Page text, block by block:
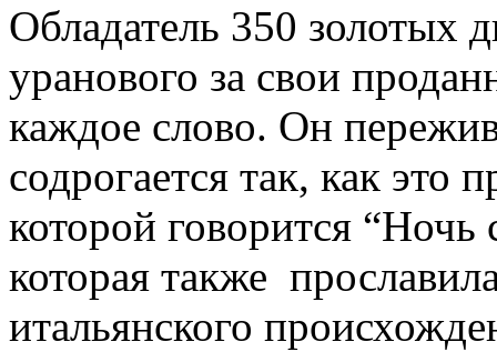
Обладатель 350 золотых
уранового за свои
каждое слово. Он
содрогается так, как это
которой говорится “Ночь
которая также
итальянского